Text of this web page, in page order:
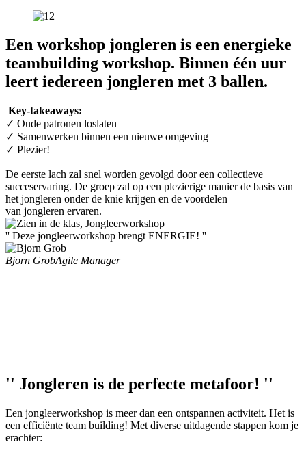
Een workshop jongleren is een energieke
teambuilding workshop. Binnen één uur
leert iedereen jongleren met 3 ballen.
Key-takeaways:
✓ Oude patronen loslaten
✓ Samenwerken binnen een nieuwe omgeving
✓ Plezier!
De eerste lach zal snel worden gevolgd door een collectieve
succeservaring. De groep zal op een plezierige manier de basis van
het jongleren onder de knie krijgen en de voordelen
van jongleren ervaren.
'' Deze jongleerworkshop brengt ENERGIE! ''
Bjorn GrobAgile Manager
'' Jongleren is de perfecte metafoor! ''
Een jongleerworkshop is meer dan een ontspannen activiteit. Het is
een efficiënte team building! Met diverse uitdagende stappen kom je
erachter: